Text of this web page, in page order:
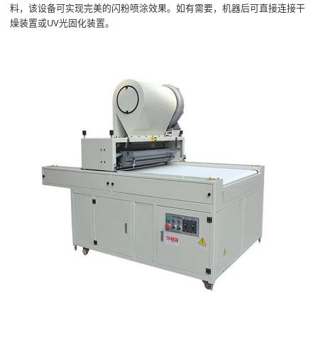
料，该设备可实现完美的闪粉喷涂效果。如有需要，机器后可直接连接干
燥装置或UV光固化装置。